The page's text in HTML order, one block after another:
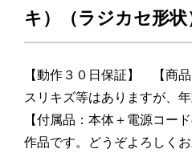
キ）（ラジカセ形状
【動作３０日保証】 【商
スリキズ等はありますが、
【付属品：本体＋電源コー
作品です。どうぞよろしく